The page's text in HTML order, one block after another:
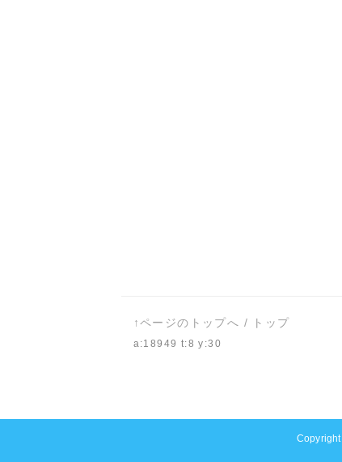
↑ページのトップへ / トップ
a:18949 t:8 y:30